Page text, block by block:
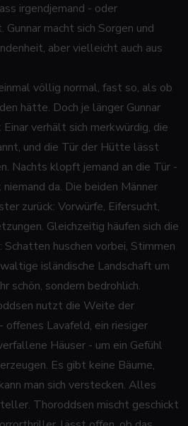
irgendjemand - oder
macht sich Sorgen und
aber vielleicht auch aus
völlig normal, fast so, als ob
hätte. Doch je länger Gunnar
verhält sich merkwürdig, die
und die Tür der Hütte lässt
Nachts klopft jemand an die Tür -
da. Die beiden Männer
zurück: Vorwürfe, Eifersucht,
Gleichzeitig häufen sich die
huschen vorbei, Stimmen
isländische Landschaft um
schön, sondern bedrohlich.
nutzt die Weite der
offenes Lavafeld, ein riesiger
Häuser - um ein Gefühl
Es gibt keine Bäume,
man sich verstecken. Alles
Thoroddsen mischt geschickt